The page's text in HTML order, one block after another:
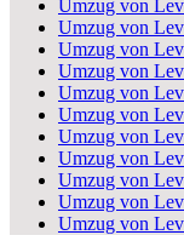
Umzug von
Umzug von
Umzug von
Umzug von
Umzug von
Umzug von
Umzug von
Umzug von
Umzug von
Umzug von
Umzug von